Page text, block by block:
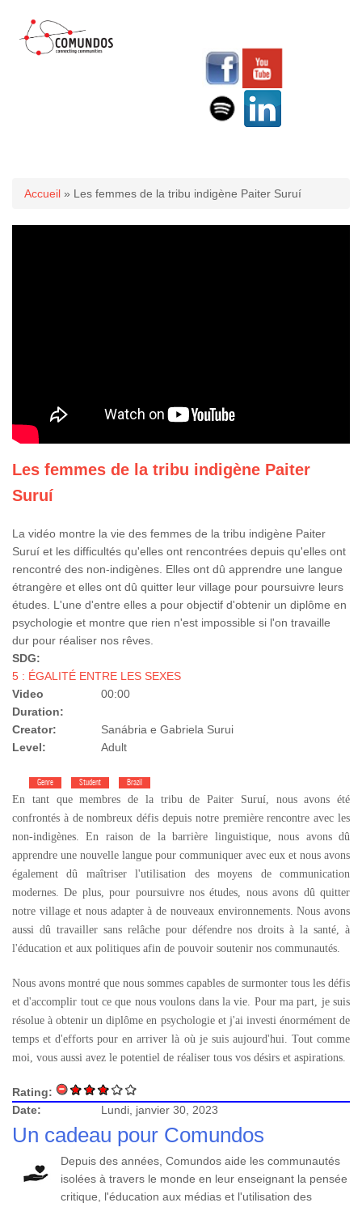
Vous êtes ici
Accueil » Les femmes de la tribu indigène Paiter Suruí
Les femmes de la tribu indigène Paiter
Suruí
La vidéo montre la vie des femmes de la tribu indigène Paiter
Suruí et les difficultés qu'elles ont rencontrées depuis qu'elles ont
rencontré des non-indigènes. Elles ont dû apprendre une langue
étrangère et elles ont dû quitter leur village pour poursuivre leurs
études. L'une d'entre elles a pour objectif d'obtenir un diplôme en
psychologie et montre que rien n'est impossible si l'on travaille
dur pour réaliser nos rêves.
SDG:
5 : ÉGALITÉ ENTRE LES SEXES
Video
Duration:
00:00
Creator:
Sanábria e Gabriela Surui
Level:
Adult
Genre Student Brazil
En tant que membres de la tribu de Paiter Suruí, nous avons été
confrontés à de nombreux défis depuis notre première rencontre avec les
non-indigènes. En raison de la barrière linguistique, nous avons dû
apprendre une nouvelle langue pour communiquer avec eux et nous avons
également dû maîtriser l'utilisation des moyens de communication
modernes. De plus, pour poursuivre nos études, nous avons dû quitter
notre village et nous adapter à de nouveaux environnements. Nous avons
aussi dû travailler sans relâche pour défendre nos droits à la santé, à
l'éducation et aux politiques afin de pouvoir soutenir nos communautés.
Nous avons montré que nous sommes capables de surmonter tous les défis
et d'accomplir tout ce que nous voulons dans la vie. Pour ma part, je suis
résolue à obtenir un diplôme en psychologie et j'ai investi énormément de
temps et d'efforts pour en arriver là où je suis aujourd'hui. Tout comme
moi, vous aussi avez le potentiel de réaliser tous vos désirs et aspirations.
Rating:
Date:
Lundi, janvier 30, 2023
Un cadeau pour Comundos
Depuis des années, Comundos aide les communautés
isolées à travers le monde en leur enseignant la pensée
critique, l'éducation aux médias et l'utilisation des